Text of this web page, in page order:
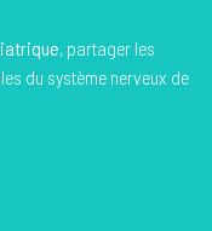
, partager les
du système nerveux de